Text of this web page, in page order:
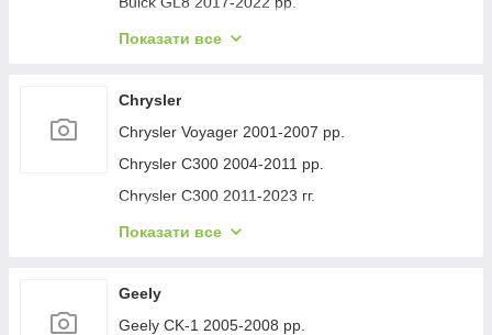
Buick Lacrosse 2017-2023 рр.
Buick Verano 2016-2021 рр.
Buick Enclave 2007-2012 рр.
Показати все
Chrysler
Chrysler Voyager 2001-2007 рр.
Chrysler C300 2004-2011 рр.
Chrysler C300 2011-2023 гг.
Chrysler Voyager 1996-2001 рр.
Chrysler 200 II 2014-2017 рр.
Показати все
Geely
Geely CK-1 2005-2008 рр.